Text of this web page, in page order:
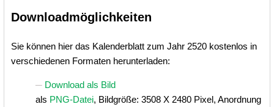
Downloadmöglichkeiten
Sie können hier das Kalenderblatt zum Jahr 2520 kostenlos in
verschiedenen Formaten herunterladen:
Download als Bild
als PNG-Datei, Bildgröße: 3508 X 2480 Pixel, Anordnung